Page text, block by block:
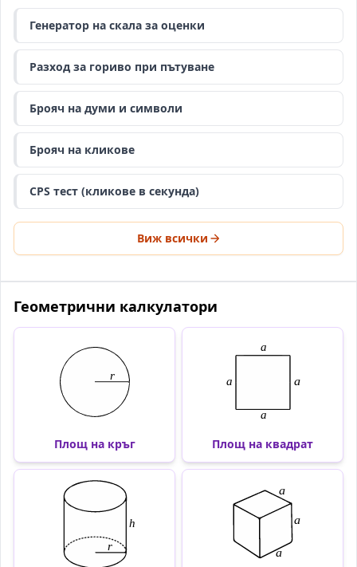
Генератор на скала за оценки
Разход за гориво при пътуване
Брояч на думи и символи
Брояч на кликове
CPS тест (кликове в секунда)
Виж всички
Геометрични калкулатори
Площ на кръг Площ на квадрат